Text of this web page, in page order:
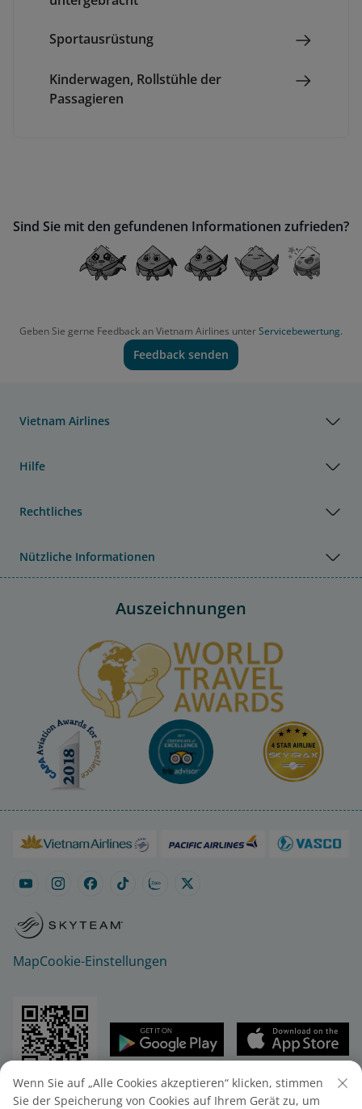
Sportausrüstung
Kinderwagen, Rollstühle der
Passagieren
Sind Sie mit den gefundenen Informationen zufrieden?
Geben Sie gerne Feedback an Vietnam Airlines unterServicebewertung.
Feedback senden
Vietnam Airlines
Hilfe
Rechtliches
Nützliche Informationen
Auszeichnungen
MapCookie-Einstellungen
© 2025 Vietnam Airlines JSC
Wenn Sie auf „Alle Cookies akzeptieren“ klicken, stimmen
Sie der Speicherung von Cookies auf Ihrem Gerät zu, um